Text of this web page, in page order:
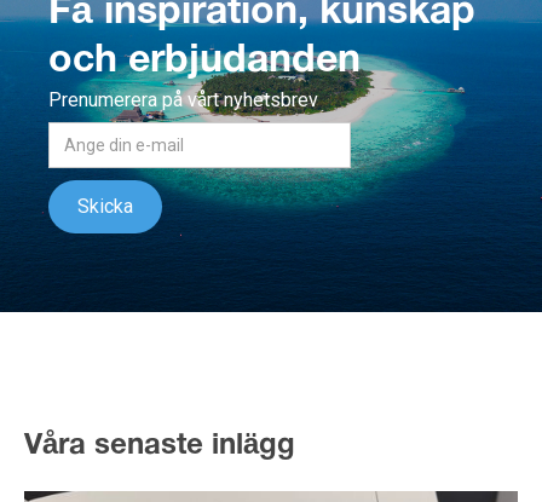
Få inspiration, kunskap
och erbjudanden
Prenumerera på vårt nyhetsbrev
Våra senaste inlägg